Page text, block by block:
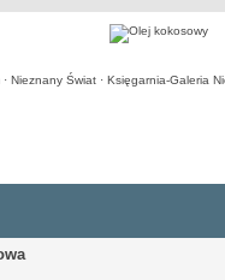
· Nieznany Świat· Księgarnia-Galeria